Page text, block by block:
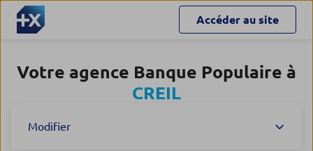
Accéder au site
Votre agence Banque Populaire à
CREIL
Modifier